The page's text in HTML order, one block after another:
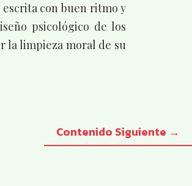
escrita con buen ritmo y
psicológico de los
la limpieza moral de su
Contenido Siguiente →